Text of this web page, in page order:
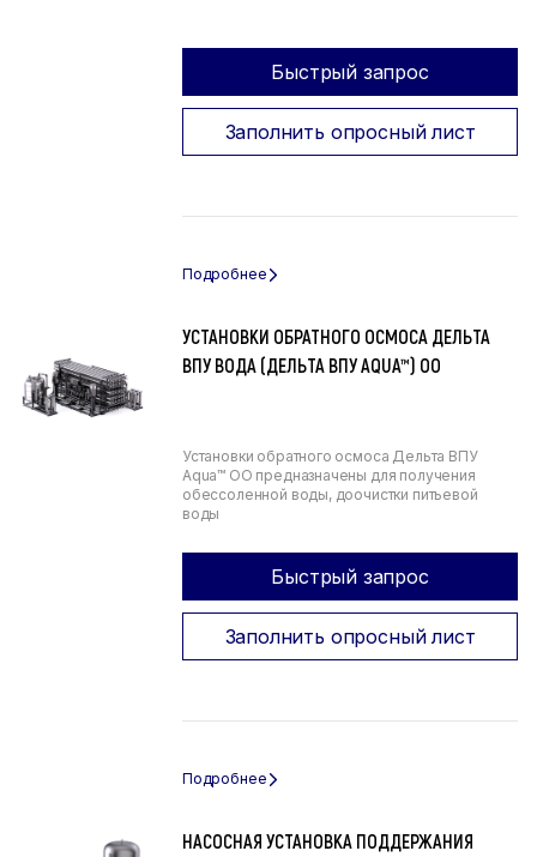
Быстрый запрос
Заполнить опросный лист
УСТАНОВКИ ОБРАТНОГО ОСМОСА ДЕЛЬТА
ВПУ ВОДА (ДЕЛЬТА ВПУ AQUA™) ОО
Установки обратного осмоса Дельта ВПУ
Aqua™ ОО предназначены для получения
обессоленной воды, доочистки питьевой
воды
Быстрый запрос
Заполнить опросный лист
НАСОСНАЯ УСТАНОВКА ПОДДЕРЖАНИЯ